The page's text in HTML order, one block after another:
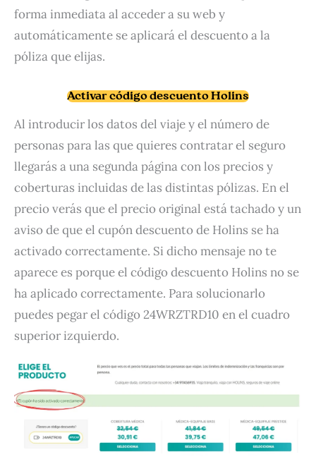
forma inmediata al acceder a su web y
automáticamente se aplicará el descuento a la
póliza que elijas.
Activar código descuento Holins
Al introducir los datos del viaje y el número de
personas para las que quieres contratar el seguro
llegarás a una segunda página con los precios y
coberturas incluidas de las distintas pólizas. En el
precio verás que el precio original está tachado y un
aviso de que el cupón descuento de Holins se ha
activado correctamente. Si dicho mensaje no te
aparece es porque el código descuento Holins no se
ha aplicado correctamente. Para solucionarlo
puedes pegar el código 24WRZTRD10 en el cuadro
superior izquierdo.